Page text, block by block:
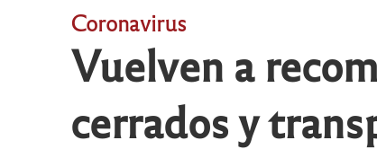
Coronavirus
Vuelven a
cerrados y